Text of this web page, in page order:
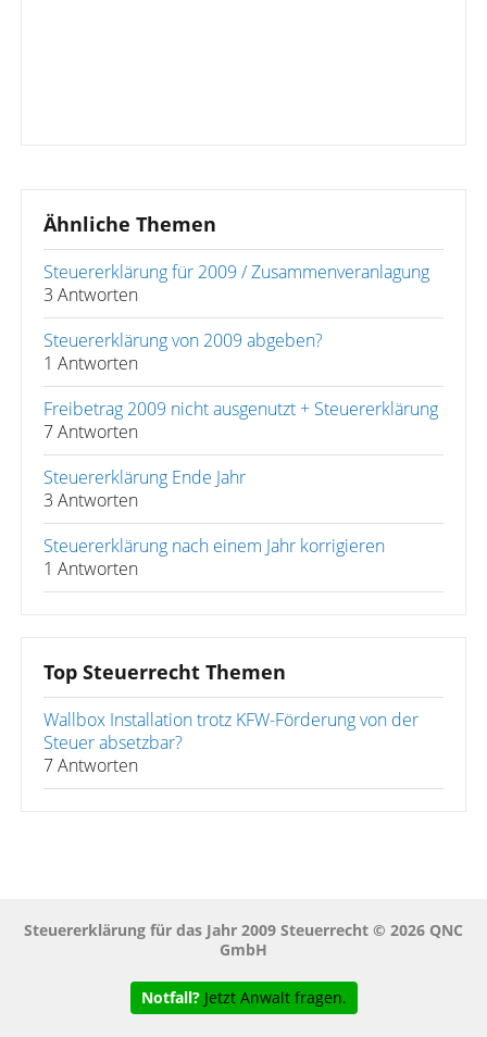
Ähnliche Themen
Steuererklärung für 2009 / Zusammenveranlagung
3 Antworten
Steuererklärung von 2009 abgeben?
1 Antworten
Freibetrag 2009 nicht ausgenutzt + Steuererklärung
7 Antworten
Steuererklärung Ende Jahr
3 Antworten
Steuererklärung nach einem Jahr korrigieren
1 Antworten
Top Steuerrecht Themen
Wallbox Installation trotz KFW-Förderung von der
Steuer absetzbar?
7 Antworten
Steuererklärung für das Jahr 2009 Steuerrecht © 2026 QNC
GmbH
Notfall? Jetzt Anwalt fragen.